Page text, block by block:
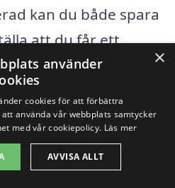
kan du både spara
att du får ett
Oavsett om det
projekt, finns det
i Malmö redo att
markarbete och
×
använder
cookies för att förbättra
använda vår webbplats samtycker
med vår cookiepolicy. Läs mer
AVVISA ALLT